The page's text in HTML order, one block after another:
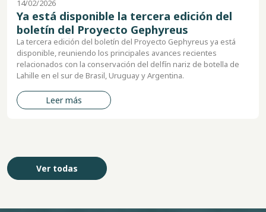
disponible la tercera edición del
del Proyecto Gephyreus
edición del boletín del Proyecto Gephyreus ya está
reuniendo los principales avances recientes
con la conservación del delfín nariz de botella de
el sur de Brasil, Uruguay y Argentina.
más
La
años
Ver todas